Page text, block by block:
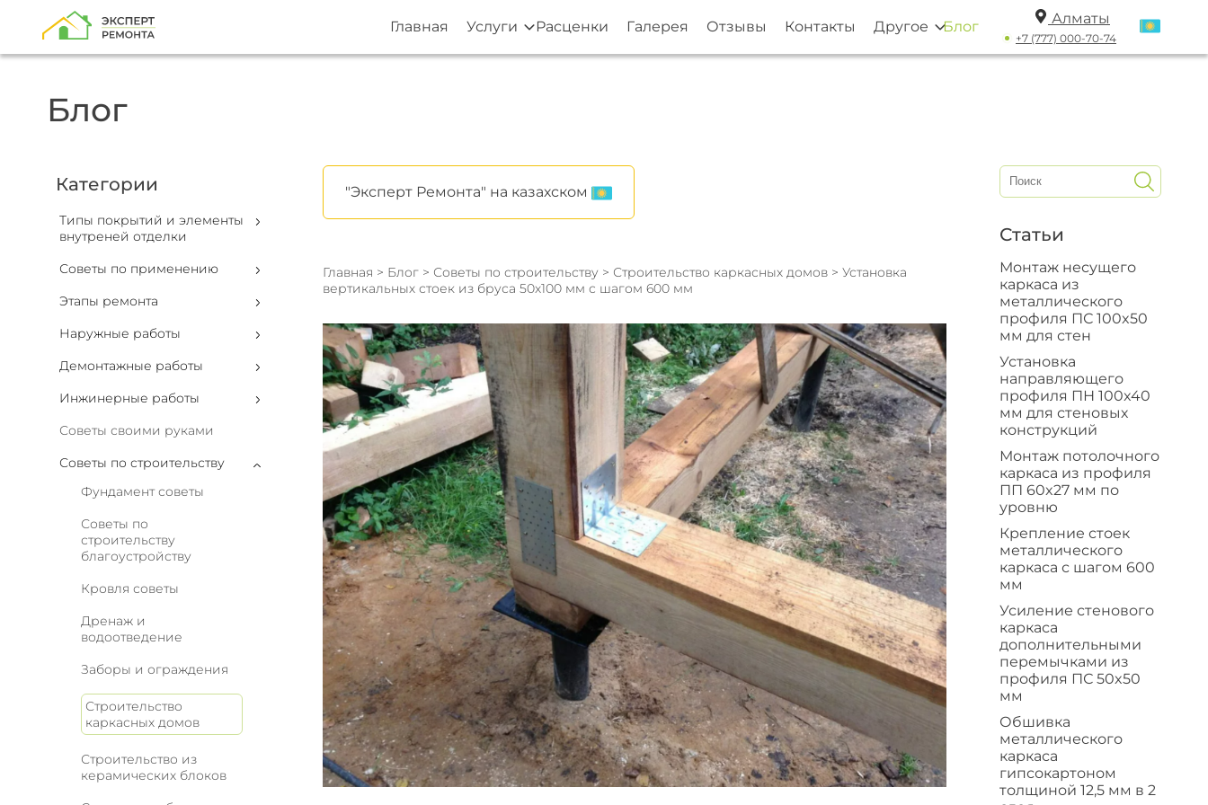
Главная Услуги Расценки Галерея Отзывы Контакты Другое Блог Алматы
+7 (777) 000-70-74
Блог
Категории
Типы покрытий и элементы
внутреней отделки
Советы по применению
Этапы ремонта
Наружные работы
Демонтажные работы
Инжинерные работы
Советы своими руками
Советы по строительству
Фундамент советы
Советы по
строительству
благоустройству
Кровля советы
Дренаж и
водоотведение
Заборы и ограждения
Строительство
каркасных домов
Строительство из
керамических блоков
"Эксперт Ремонта" на казахском
Главная > Блог> Советы по строительству > Строительство каркасных домов > Установка
вертикальных стоек из бруса 50x100 мм с шагом 600 мм
Статьи
Монтаж несущего
каркаса из
металлического
профиля ПС 100x50
мм для стен
Установка
направляющего
профиля ПН 100x40
мм для стеновых
конструкций
Монтаж потолочного
каркаса из профиля
ПП 60x27 мм по
уровню
Крепление стоек
металлического
каркаса с шагом 600
мм
Усиление стенового
каркаса
дополнительными
перемычками из
профиля ПС 50x50
мм
Обшивка
металлического
каркаса
гипсокартоном
толщиной 12,5 мм в 2